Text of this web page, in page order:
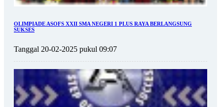
OLIMPIADE ASOFS XXII SMA NEGERI 1 PLUS RAYA BERLANGSUNG
SUKSES
Tanggal 20-02-2025 pukul 09:07